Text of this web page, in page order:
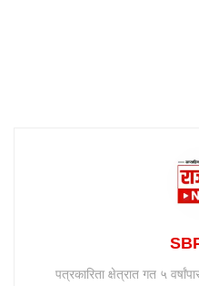
पत्रकारिता क्षेत्रात गत ५